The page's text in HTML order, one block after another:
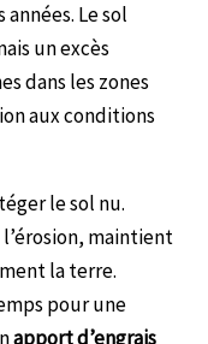
Le sol
un excès
dans les zones
aux conditions
le sol nu.
maintient
la terre.
pour une
apport d’engrais